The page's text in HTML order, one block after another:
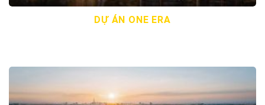
DỰ ÁN ONE ERA